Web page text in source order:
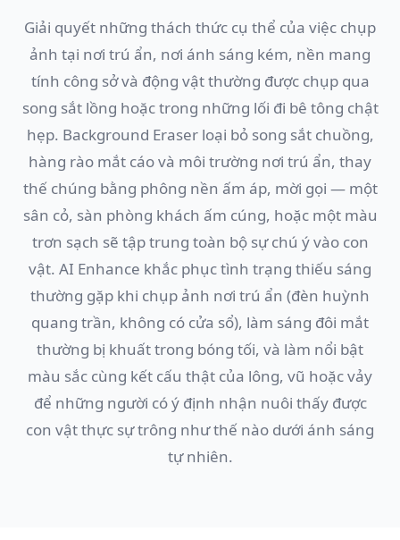
Giải quyết những thách thức cụ thể của việc chụp
ảnh tại nơi trú ẩn, nơi ánh sáng kém, nền mang
tính công sở và động vật thường được chụp qua
song sắt lồng hoặc trong những lối đi bê tông chật
hẹp. Background Eraser loại bỏ song sắt chuồng,
hàng rào mắt cáo và môi trường nơi trú ẩn, thay
thế chúng bằng phông nền ấm áp, mời gọi — một
sân cỏ, sàn phòng khách ấm cúng, hoặc một màu
trơn sạch sẽ tập trung toàn bộ sự chú ý vào con
vật. AI Enhance khắc phục tình trạng thiếu sáng
thường gặp khi chụp ảnh nơi trú ẩn (đèn huỳnh
quang trần, không có cửa sổ), làm sáng đôi mắt
thường bị khuất trong bóng tối, và làm nổi bật
màu sắc cùng kết cấu thật của lông, vũ hoặc vảy
để những người có ý định nhận nuôi thấy được
con vật thực sự trông như thế nào dưới ánh sáng
tự nhiên.